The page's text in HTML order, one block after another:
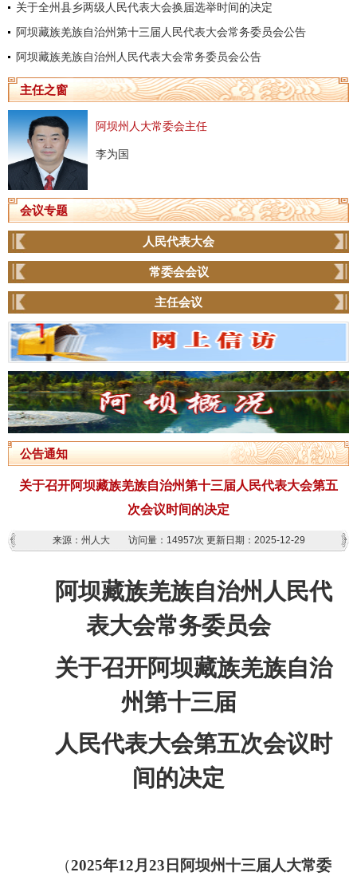
关于全州县乡两级人民代表大会换届选举时间的决定
阿坝藏族羌族自治州第十三届人民代表大会常务委员会公告
阿坝藏族羌族自治州人民代表大会常务委员会公告
主任之窗
阿坝州人大常委会主任
李为国
会议专题
人民代表大会
常委会会议
主任会议
公告通知
关于召开阿坝藏族羌族自治州第十三届人民代表大会第五
次会议时间的决定
来源：州人大 访问量： 14957次 更新日期：2025-12-29
阿坝藏族羌族自治州人民代
表大会常务委员会
关于召开阿坝藏族羌族自治
州第十三届
人民代表大会第五次会议 时
间的决定
（2025年12月 23 日 阿坝州十三届人大常委